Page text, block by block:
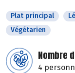
Plat principal
Végétarien
Nombre
4